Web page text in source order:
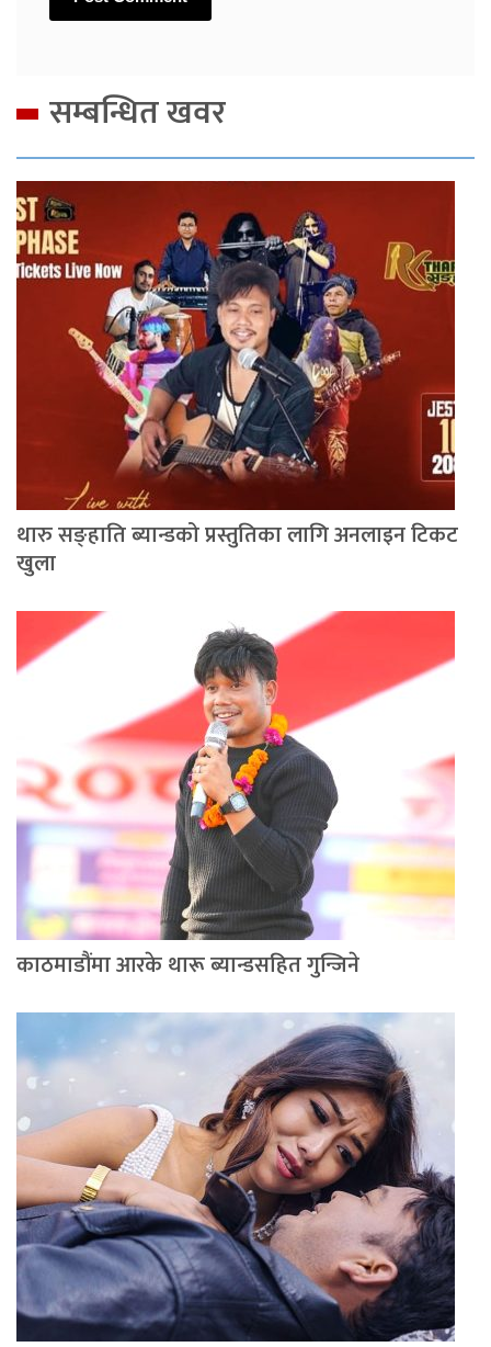
सम्बन्धित खवर
थारु सङ्हाति ब्यान्डको प्रस्तुतिका लागि अनलाइन टिकट
खुला
काठमाडौंमा आरके थारू ब्यान्डसहित गुन्जिने